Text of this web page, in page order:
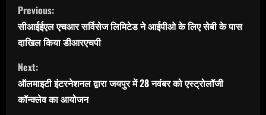
o
n
t
i
n
Previous:
सीआईईएल एचआर सर्विसेज लिमिटेड ने आईपीओ के लिए सेबी के पास
दाखिल किया डीआरएचपी
Next:
ऑलमाइटी इंटरनेशनल द्वारा जयपुर में 28 नवंबर को एस्ट्रोलॉजी
कॉन्क्लेव का आयोजन